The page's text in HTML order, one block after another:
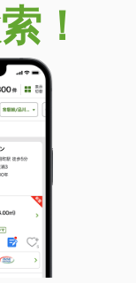
！